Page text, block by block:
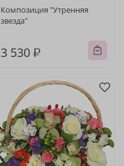
Композиция "Утренняя
звезда"
3 530 ₽